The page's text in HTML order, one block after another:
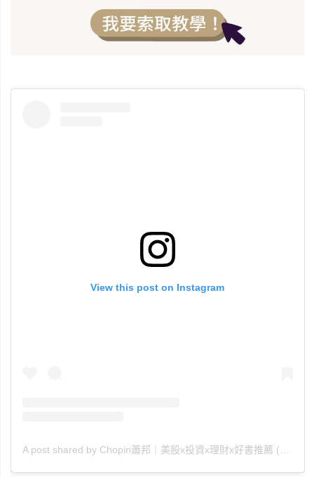
View this post on Instagram